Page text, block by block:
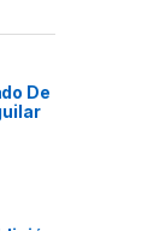
De